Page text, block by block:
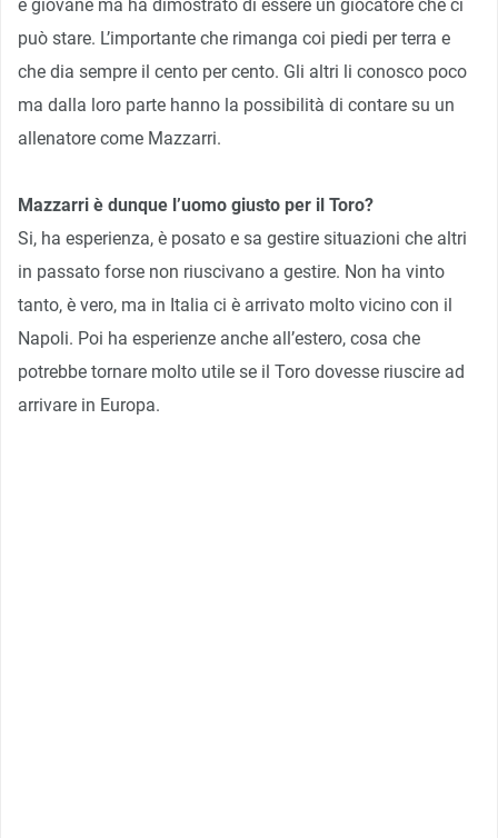
è giovane ma ha dimostrato di essere un giocatore che ci
può stare. L’importante che rimanga coi piedi per terra e
che dia sempre il cento per cento. Gli altri li conosco poco
ma dalla loro parte hanno la possibilità di contare su un
allenatore come Mazzarri.
Mazzarri è dunque l’uomo giusto per il Toro?
Si, ha esperienza, è posato e sa gestire situazioni che altri
in passato forse non riuscivano a gestire. Non ha vinto
tanto, è vero, ma in Italia ci è arrivato molto vicino con il
Napoli. Poi ha esperienze anche all’estero, cosa che
potrebbe tornare molto utile se il Toro dovesse riuscire ad
arrivare in Europa.